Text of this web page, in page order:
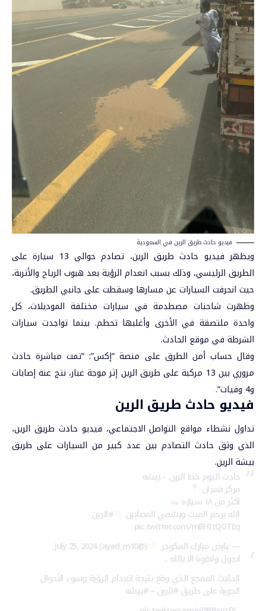
فيديو حادث طريق الرين في السعودية
ويظهر فيديو حادث طريق الرين، تصادم حوالي 13 سيارة على
الطريق الرئيسي، وذلك بسبب انعدام الرؤية بعد هبوب الرياح والأتربة،
حيث انحرفت السيارات عن مسارها وسقطت على جانبي الطريق.
وظهرت شاحنات مصطدمة في سيارات مختلفة الموديلات، كل
واحدة ملتصقة في الأخرى وأغلبها تحطم. بينما تواجدت سيارات
الشرطة في موقع الحادث.
وقال حساب أمن الطرق على منصة “إكس”: “تمت مباشرة حادث
مروري بين 13 مركبة على طريق الرين إثر موجة غبار، نتج عنه إصابات
و4 وفيات”.
فيديو حادث طريق الرين
تداول نشطاء مواقع التواصل الاجتماعي، فيديو حادث طريق الرين،
الذي وثق حادث التصادم بين عدد كبير من السيارات على طريق
بيشة الرين.
حادث اليوم خط الرين – بيشه
مركز قمران
اكثر من ١٨ سياره
الله يرحم الميت ويشفي المصابين #الرين
pic.twitter.com/mBHItQGTEq
— عايض مبارك المكودر
(@ayed_m10)
July 25, 2024
لاحول ولاقوة الا بالله ..
الحادث المفجع الذي وقع نتيجة انعدام الرؤية وسوء الأحوال
الجوية على طريق#الرين–#بيشه